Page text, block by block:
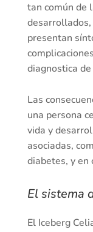
tan común de
desarrollados,
presentan
diagnostica
Las
una persona
vida y
asociadas,
diabetes, y en
El sistema
El Iceberg